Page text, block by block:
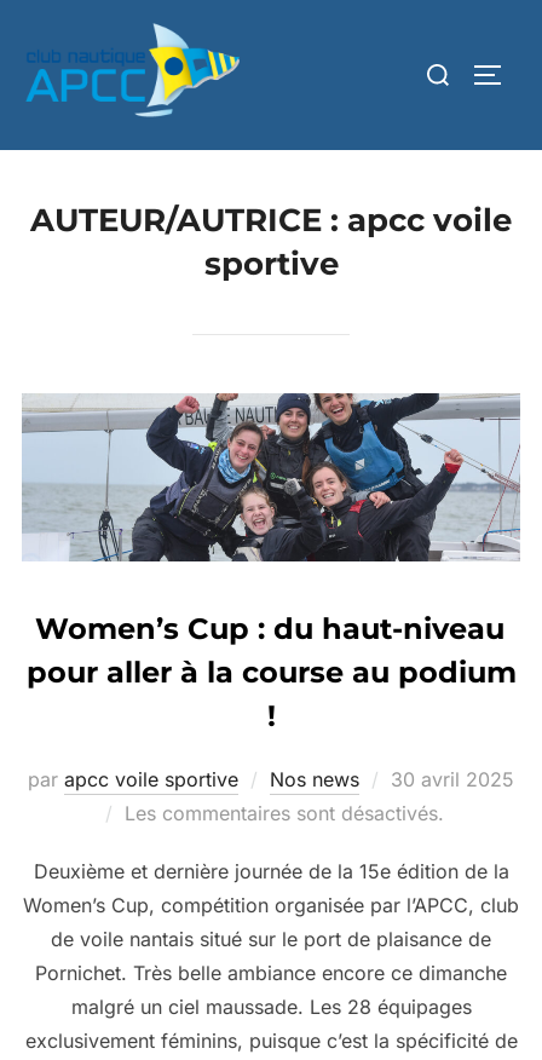
AUTEUR/AUTRICE : apcc voile
sportive
Women’s Cup : du haut-niveau
pour aller à la course au podium
!
par apcc voile sportive Nos news
30 avril 2025
Les commentaires sont désactivés.
Deuxième et dernière journée de la 15e édition de la
Women’s Cup, compétition organisée par l’APCC, club
de voile nantais situé sur le port de plaisance de
Pornichet. Très belle ambiance encore ce dimanche
malgré un ciel maussade. Les 28 équipages
exclusivement féminins, puisque c’est la spécificité de